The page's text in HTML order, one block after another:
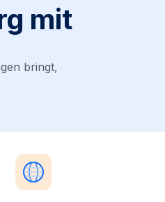
mit
bringt,